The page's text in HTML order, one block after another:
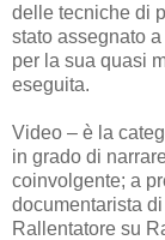
delle tecniche di
stato assegnato
per la sua quasi
eseguita.
Video – è la
in grado di
coinvolgente; a
documentarista
Rallentatore su